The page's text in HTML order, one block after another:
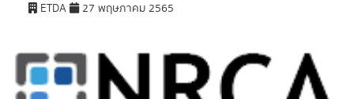
ETDA 27 พฤษภาคม 2565